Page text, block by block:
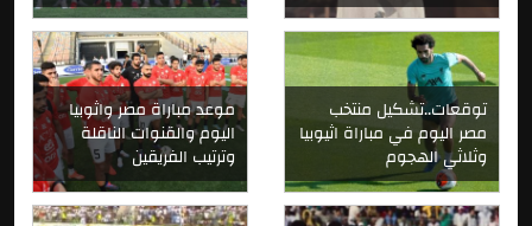
موعد مباراة مصر واثوبيا
اليوم والقنوات الناقلة
وترتيب الفريقين
توقعات..تشكيل منتخب
مصر اليوم في مباراة اثيوبيا
وثلاثي الهجوم